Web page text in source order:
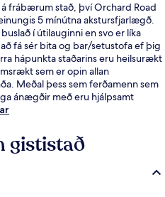
frábærum stað, því Orchard Road
5 mínútna akstursfjarlægð.
í útilauginni en svo er líka
fá sér bita og bar/setustofa ef þig
hápunkta staðarins eru heilsurækt
sem er opin allan
Meðal þess sem ferðamenn sem
ánægðir með eru hjálpsamt
Gististaðurinn er stutt frá
gististað